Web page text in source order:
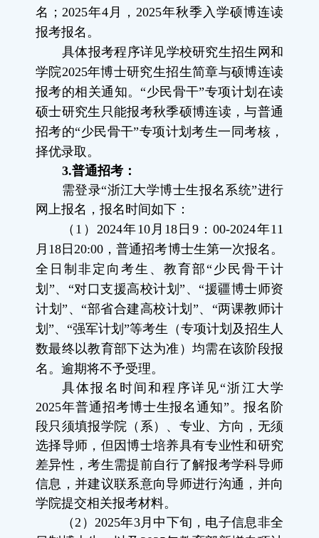
名； 2025年4 月， 2025年秋季入学硕博连读
报考报名。
具体报考程序详见学校研究生招生网和
学院2025年博士研究生招生简章与硕博连读
报考的相关通知。“少民骨干”专项计划在读
硕士研究生只能报考秋季硕博连读，与普通
招考的“少民骨干”专项计划考生一同考核，
择优录取。
3.普通招考：
需登录“浙江大学博士生报名系统”进行
网上报名，报名时间如下：
（ 1 ） 2024年10月 18 日 9：00-2024年11
月 18 日20:00 ，普通招考博士生第一次报名。
全日制非定向考生、教育部“少民骨干计
划”、“对口支援高校计划”、“援疆博士师资
计划”、“部省合建高校计划”、“两课教师计
划”、“强军计划”等考生（专项计划及招生人
数最终以教育部下达为准）均需在该阶段报
名。逾期将不予受理。
具体报名时间和程序详见“浙江大学
2025年普通招考博士生报名通知”。报名阶
段只须填报学院（系）、专业、方向，无须
选择导师，但因博士培养具有专业性和研究
差异性，考生需提前自行了解报考学科导师
信息，并建议联系意向导师进行沟通，并向
学院提交相关报考材料。
（2 ） 2025年3月中下旬，电子信息非全